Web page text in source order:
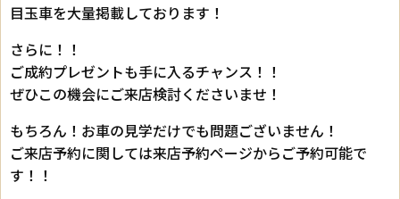
目玉車を大量掲載しております！
さらに！！
ご成約プレゼントも手に入るチャンス！！
ぜひこの機会にご来店検討くださいませ！
もちろん！お車の見学だけでも問題ございません！
ご来店予約に関しては来店予約ページからご予約可能で
す！！